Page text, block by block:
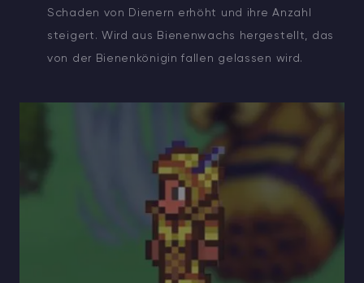
Schaden von Dienern erhöht und ihre Anzahl
steigert. Wird aus Bienenwachs hergestellt, das
von der Bienenkönigin fallen gelassen wird.